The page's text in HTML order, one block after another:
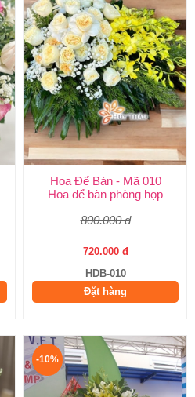
Hoa Để Bàn - Mã 010
Hoa để bàn phòng họp
800.000 đ
720.000 đ
HDB-010
Đặt hàng
-10%